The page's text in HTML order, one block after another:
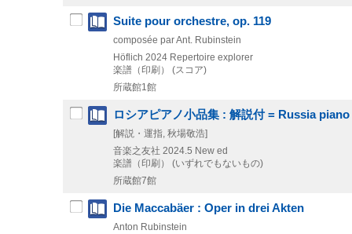
Suite pour orchestre, op. 119
composée par Ant. Rubinstein
Höflich 2024 Repertoire explorer
楽譜（印刷） (スコア)
所蔵館1館
ロシアピアノ小品集 : 解説付 = Russia
[解説・運指, 秋場敬浩]
音楽之友社 2024.5 New ed
楽譜（印刷） (いずれでもないもの)
所蔵館7館
Die Maccabäer : Oper in drei Akten
Anton Rubinstein